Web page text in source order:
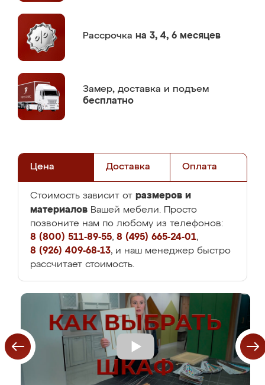
Рассрочка на 3, 4, 6 месяцев
Замер, доставка и подъем
бесплатно
Цена Доставка Оплата
Стоимость зависит от размеров и
материалов Вашей мебели. Просто
позвоните нам по любому из телефонов:
8 (800) 511-89-55, 8 (495) 665-24-01,
8 (926) 409-68-13, и наш менеджер быстро
рассчитает стоимость.